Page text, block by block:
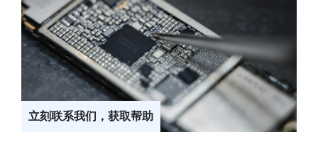
立刻联系我们，获取帮助